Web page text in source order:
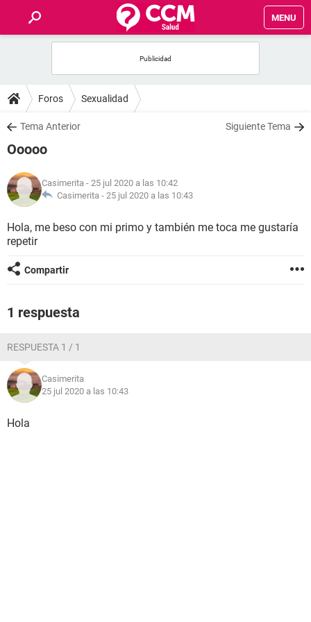
MENU
FOROS
SALUD
NUTRICIÓN
BIENESTAR
SEXUALIDAD
Foros Sexualidad
Tema Anterior Siguiente Tema
Ooooo
Casimerita - 25 jul 2020 a las 10:42
Casimerita - 25 jul 2020 a las 10:43
Hola, me beso con mi primo y también me toca me gustaría
repetir
Compartir
1 respuesta
RESPUESTA 1 / 1
Casimerita
25 jul 2020 a las 10:43
Hola